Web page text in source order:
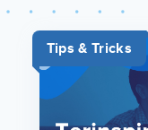
Tips & Tricks